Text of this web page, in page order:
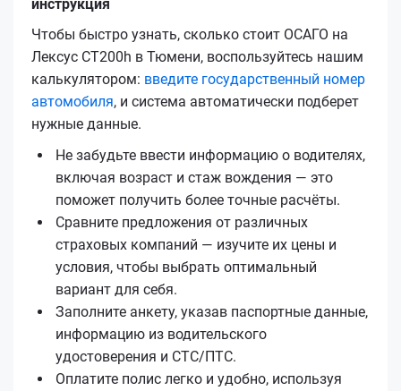
инструкция
Чтобы быстро узнать, сколько стоит ОСАГО на
Лексус CT200h в Тюмени, воспользуйтесь нашим
калькулятором: введите государственный номер
автомобиля, и система автоматически подберет
нужные данные.
Не забудьте ввести информацию о водителях,
включая возраст и стаж вождения — это
поможет получить более точные расчёты.
Сравните предложения от различных
страховых компаний — изучите их цены и
условия, чтобы выбрать оптимальный
вариант для себя.
Заполните анкету, указав паспортные данные,
информацию из водительского
удостоверения и СТС/ПТС.
Оплатите полис легко и удобно, используя